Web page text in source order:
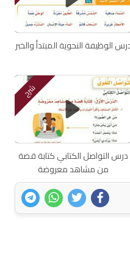
الوظيفة النحوية المبتدأ والخبر
شرح
درس التواصل الكتابي كتابة قصة
من مشاهد معروضة